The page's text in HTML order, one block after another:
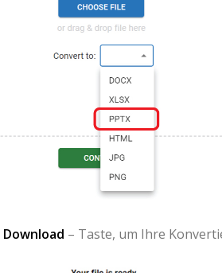
Download – Taste, um Ihre